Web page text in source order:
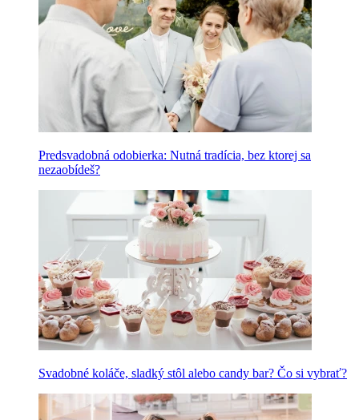
Predsvadobná odobierka: Nutná tradícia, bez ktorej sa
nezaobídeš?
Svadobné koláče, sladký stôl alebo candy bar? Čo si vybrať?